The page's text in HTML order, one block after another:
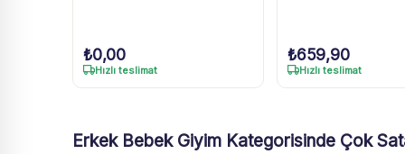
₺0,00
Hızlı teslimat
₺659,90
Hızlı teslimat
Erkek Bebek Giyim Kategorisinde Çok